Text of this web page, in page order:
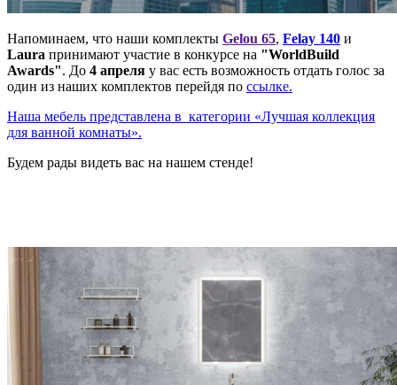
Напоминаем, что наши комплекты Gelou 65, Felay 140 и
Laura принимают участие в конкурсе на "WorldBuild
Awards". До 4 апреля у вас есть возможность отдать голос за
один из наших комплектов перейдя по ссылке.
Наша мебель представлена в категории «Лучшая коллекция
для ванной комнаты».
Будем рады видеть вас на нашем стенде!